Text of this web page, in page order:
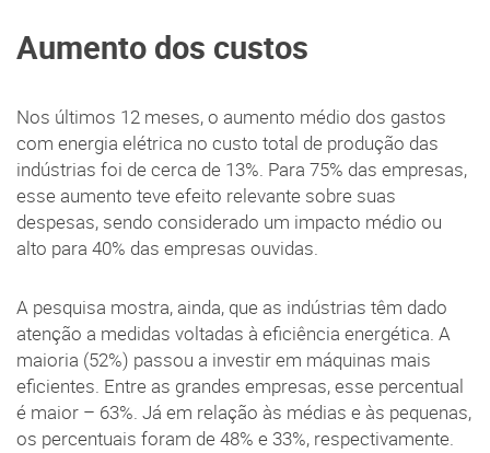
Aumento dos custos
Nos últimos 12 meses, o aumento médio dos gastos
com energia elétrica no custo total de produção das
indústrias foi de cerca de 13%. Para 75% das empresas,
esse aumento teve efeito relevante sobre suas
despesas, sendo considerado um impacto médio ou
alto para 40% das empresas ouvidas.
A pesquisa mostra, ainda, que as indústrias têm dado
atenção a medidas voltadas à eficiência energética. A
maioria (52%) passou a investir em máquinas mais
eficientes. Entre as grandes empresas, esse percentual
é maior – 63%. Já em relação às médias e às pequenas,
os percentuais foram de 48% e 33%, respectivamente.